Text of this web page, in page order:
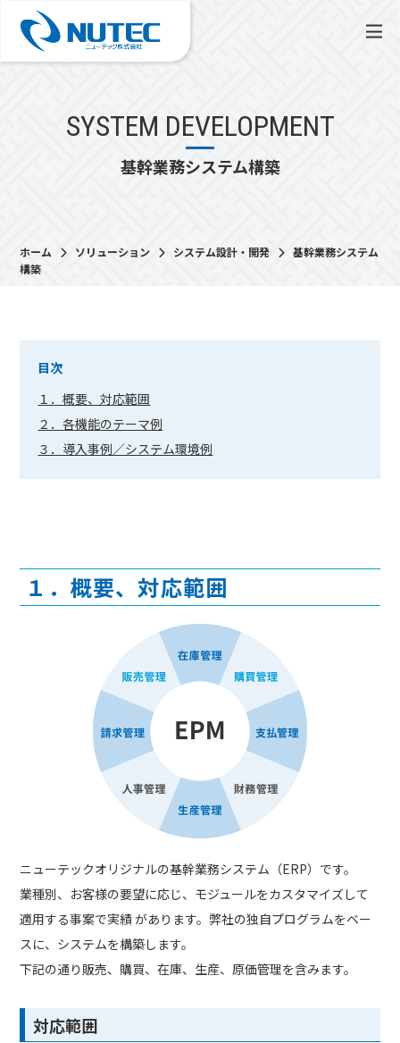
SYSTEM DEVELOPMENT
基幹業務システム構築
ホーム ソリューション システム設計・開発
基幹業務システム
構築
目次
１．概要、対応範囲
２．各機能のテーマ例
３．導入事例／システム環境例
１．概要、対応範囲
ニューテックオリジナルの基幹業務システム（ERP）です。
業種別、お客様の要望に応じ、モジュールをカスタマイズして
適用する事案で実績 があります。弊社の独自プログラムをベー
スに、システムを構築します。
下記の通り販売、購買、在庫、生産、原価管理を含みます。
対応範囲